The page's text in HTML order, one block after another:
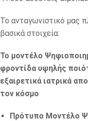
Το ανταγωνιστικό μας
βασικά στοιχεία:
Το μοντέλο
φροντίδα υψηλής
εξαιρετικά ιατρικά
τον κόσμο
Πρότυπο Μοντέλο